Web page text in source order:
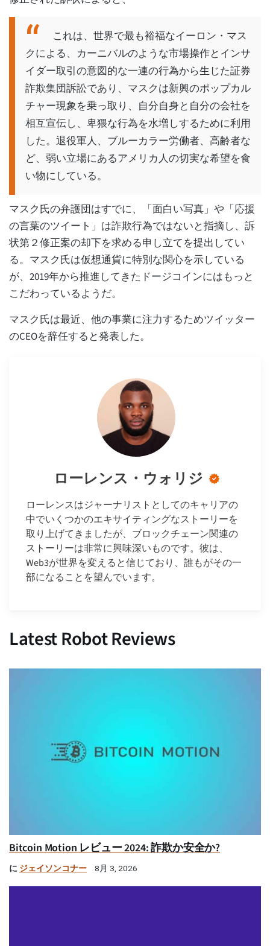
これは、世界で最も裕福なイーロン・マス
クによる、カーニバルのような市場操作とインサ
イダー取引の意図的な一連の行為から生じた証券
詐欺集団訴訟であり、マスクは新興のポップカル
チャー現象を乗っ取り、自分自身と自分の会社を
相互宣伝し、卑猥な行為を水増しするために利用
した。退役軍人、ブルーカラー労働者、高齢者な
ど、弱い立場にあるアメリカ人の切実な希望を食
い物にしている。
マスク氏の弁護団はすでに、「面白い写真」や「応援
の言葉のツイート」は詐欺行為ではないと指摘し、訴
状第２修正案の却下を求める申し立てを提出してい
る。マスク氏は仮想通貨に特別な関心を示している
が、2019年から推進してきたドージコインにはもっと
こだわっているようだ。
マスク氏は最近、他の事業に注力するためツイッター
のCEOを辞任すると発表した。
ローレンス・ウォリジ
ローレンスはジャーナリストとしてのキャリアの
中でいくつかのエキサイティングなストーリーを
取り上げてきましたが、ブロックチェーン関連の
ストーリーは非常に興味深いものです。彼は、
Web3が世界を変えると信じており、誰もがその一
部になることを望んでいます。
Latest Robot Reviews
Bitcoin Motion レビュー 2024: 詐欺か安全か?
に ジェイソンコナー 8月 3, 2026